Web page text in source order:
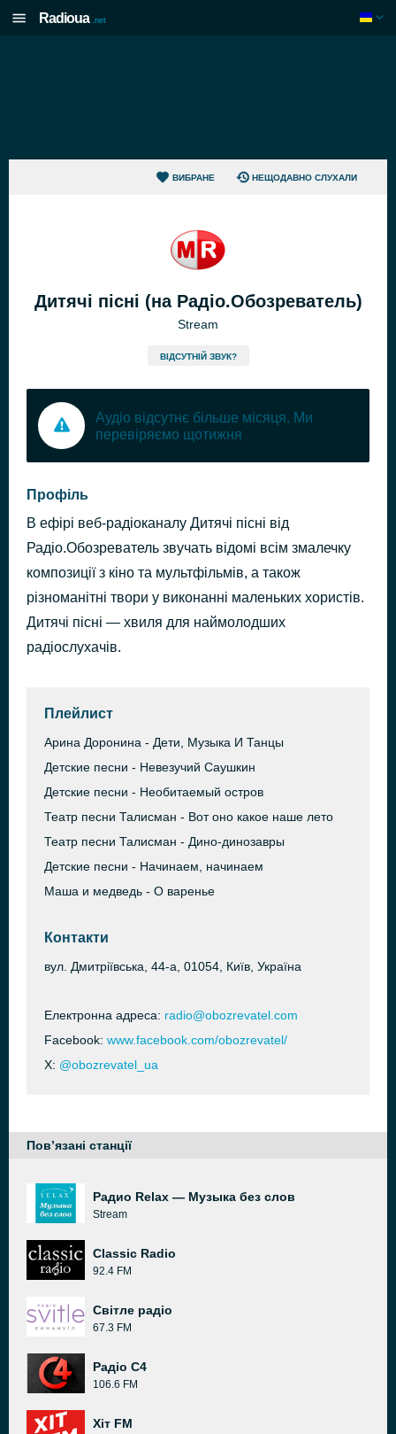
Radioua .net
ВИБРАНЕ НЕЩОДАВНО СЛУХАЛИ
Дитячі пісні (на Радіо.Обозреватель)
Stream
ВІДСУТНІЙ ЗВУК?
Аудіо відсутнє більше місяця. Ми
перевіряємо щотижня
Профіль
В ефірі веб-радіоканалу Дитячі пісні від
Радіо.Обозреватель звучать відомі всім змалечку
композиції з кіно та мультфільмів, а також
різноманітні твори у виконанні маленьких хористів.
Дитячі пісні — хвиля для наймолодших
радіослухачів.
Плейлист
Арина Доронина - Дети, Музыка И Танцы
Детские песни - Невезучий Саушкин
Детские песни - Необитаемый остров
Театр песни Талисман - Вот оно какое наше лето
Театр песни Талисман - Дино-динозавры
Детские песни - Начинаем, начинаем
Маша и медведь - О варенье
Контакти
вул. Дмитріївська, 44-а, 01054, Київ, Україна
Електронна адреса: radio@obozrevatel.com
Facebook: www.facebook.com/obozrevatel/
X: @obozrevatel_ua
Пов’язані станції
Радио Relax — Музыка без слов
Stream
Classic Radio
92.4 FM
Світле радіо
67.3 FM
Радіо C4
106.6 FM
Хіт FM